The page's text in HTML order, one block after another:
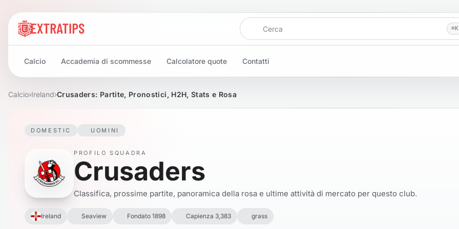
Cerca
⌘K
Calcio Accademia di scommesse Calcolatore quote Contatti
Calcio›Ireland›Crusaders: Partite, Pronostici, H2H, Stats e Rosa
DOMESTIC UOMINI
PROFILO SQUADRA
Crusaders
Classifica, prossime partite, panoramica della rosa e ultime attività di mercato per questo club.
Ireland Seaview Fondato 1898 Capienza 3,383 grass